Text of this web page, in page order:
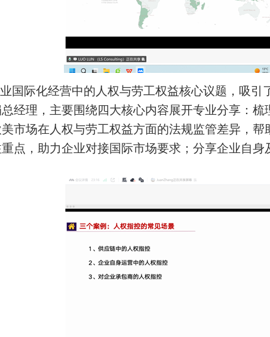
国际化经营中的人权与劳工权益核心议题，吸
经理，主要围绕四大核心内容展开专业分享： 梳
市场在人权与劳工权益方面的法规监管差异，帮
点，助力企业对接国际市场要求 ； 分享企业自身